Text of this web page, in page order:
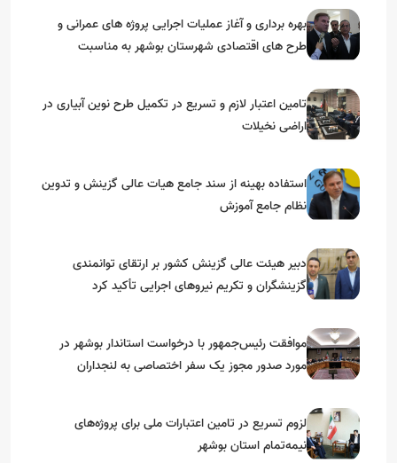
بهره برداری و آغاز عملیات اجرایی پروژه های عمرانی و
طرح های اقتصادی شهرستان بوشهر به مناسبت
تامین اعتبار لازم و تسریع در تکمیل طرح نوین آبیاری در
اراضی نخیلات
استفاده بهینه از سند جامع هیات عالی گزینش و‌ تدوین
نظام جامع آموزش
دبیر هیئت عالی گزینش کشور بر ارتقای توانمندی
گزینشگران و تکریم نیروهای اجرایی تأکید کرد
موافقت رئیس‌جمهور با درخواست استاندار بوشهر در
مورد صدور مجوز یک سفر اختصاصی به لنجداران
لزوم تسریع در تامین اعتبارات ملی برای پروژه‌های
نیمه‌تمام استان بوشهر